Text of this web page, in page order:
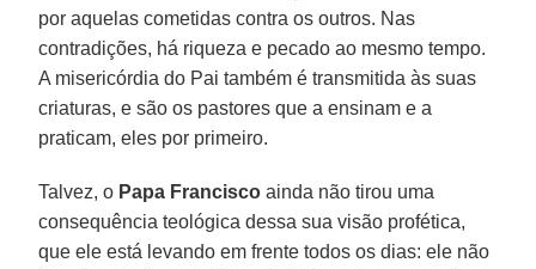
por aquelas cometidas contra os outros. Nas
contradições, há riqueza e pecado ao mesmo tempo.
A misericórdia do Pai também é transmitida às suas
criaturas, e são os pastores que a ensinam e a
praticam, eles por primeiro.
Talvez, o Papa Francisco ainda não tirou uma
consequência teológica dessa sua visão profética,
que ele está levando em frente todos os dias: ele não